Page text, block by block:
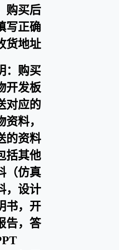
购买后
写正确
货地址
：购买
开发板
对应的
资料，
的资料
括其他
（仿真
，设计
书，开
告，答